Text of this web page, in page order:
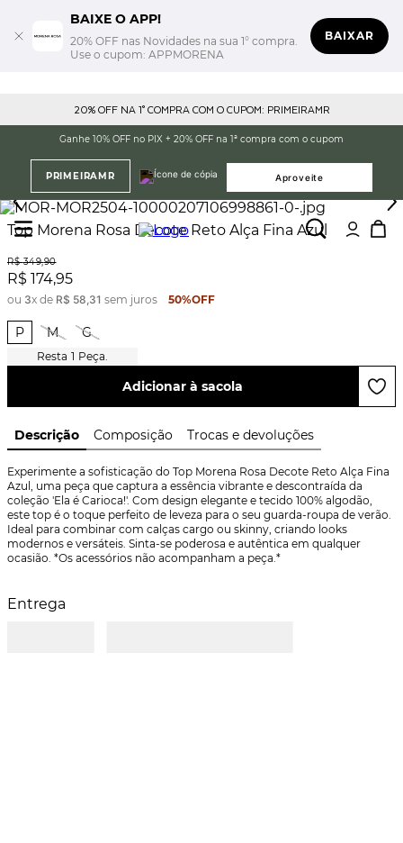
BAIXE O APP!
20% OFF nas Novidades na sua 1° compra.
Use o cupom: APPMORENA
BAIXAR
20% OFF NA 1° COMPRA COM O CUPOM: PRIMEIRAMR
Ganhe 10% OFF no PIX + 20% OFF na 1ª compra com o cupom
PRIMEIRAMR Aproveite
Top Morena Rosa Decote Reto Alça Fina Azul
R$ 349,90
R$ 174,95
ou 3x de R$ 58,31 sem juros 50%OFF
P M G
1 Peça.
Adicionar à sacola
Descrição Composição Trocas e devoluções
Experimente a sofisticação do Top Morena Rosa Decote Reto Alça Fina
Azul, uma peça que captura a essência vibrante e descontraída da
coleção 'Ela é Carioca!'. Com design elegante e tecido 100% algodão,
este top é o toque perfeito de leveza para o seu guarda-roupa de verão.
Ideal para combinar com calças cargo ou skinny, criando looks
modernos e versáteis. Sinta-se poderosa e autêntica em qualquer
ocasião. *Os acessórios não acompanham a peça.*
Entrega